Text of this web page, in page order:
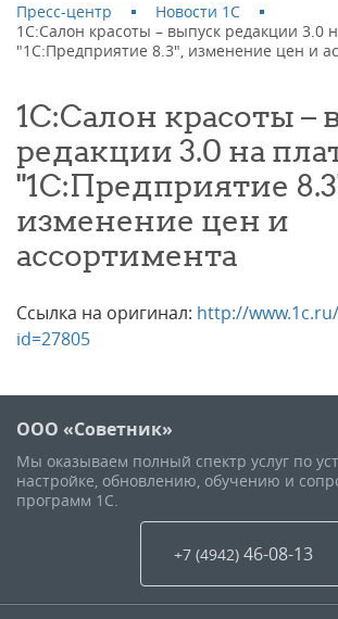
Пресс-центр
Новости 1С
1С:Салон красоты – выпуск редакции 3.0
"1С:Предприятие 8.3", изменение цен и
1С:Салон красоты –
редакции 3.0 на
"1С:Предприятие
изменение цен и
ассортимента
Ссылка на оригинал: http://
id=27805
ООО «Советник»
Мы оказываем полный спектр услуг по
настройке, обновлению, обучению и
программ 1С.
+7 (4942) 46-08-13